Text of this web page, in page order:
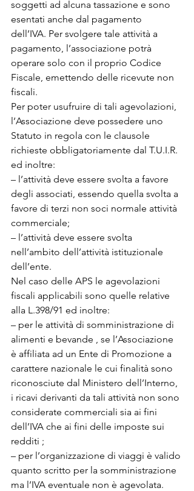
soggetti ad alcuna tassazione e sono
esentati anche dal pagamento
dell’IVA. Per svolgere tale attività a
pagamento, l’associazione potrà
operare solo con il proprio Codice
Fiscale, emettendo delle ricevute non
fiscali.
Per poter usufruire di tali agevolazioni,
l’Associazione deve possedere uno
Statuto in regola con le clausole
richieste obbligatoriamente dal T.U.I.R.
ed inoltre:
– l’attività deve essere svolta a favore
degli associati, essendo quella svolta a
favore di terzi non soci normale attività
commerciale;
– l’attività deve essere svolta
nell’ambito dell’attività istituzionale
dell’ente.
Nel caso delle APS le agevolazioni
fiscali applicabili sono quelle relative
alla L.398/91 ed inoltre:
– per le attività di somministrazione di
alimenti e bevande , se l’Associazione
è affiliata ad un Ente di Promozione a
carattere nazionale le cui finalità sono
riconosciute dal Ministero dell’Interno,
i ricavi derivanti da tali attività non sono
considerate commerciali sia ai fini
dell’IVA che ai fini delle imposte sui
redditi ;
– per l’organizzazione di viaggi è valido
quanto scritto per la somministrazione
ma l’IVA eventuale non è agevolata.